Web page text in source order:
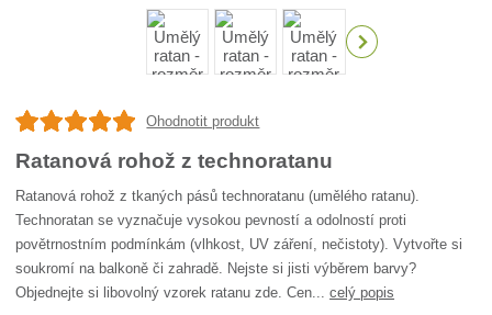
Ohodnotit produkt
Ratanová rohož z technoratanu
Ratanová rohož z tkaných pásů technoratanu (umělého ratanu).
Technoratan se vyznačuje vysokou pevností a odolností proti
povětrnostním podmínkám (vlhkost, UV záření, nečistoty). Vytvořte si
soukromí na balkoně či zahradě. Nejste si jisti výběrem barvy?
Objednejte si libovolný vzorek ratanu zde. Cen...celý popis